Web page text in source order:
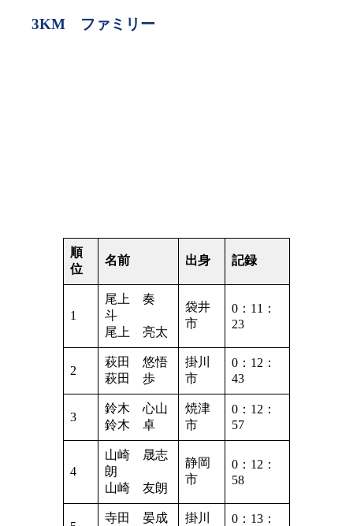
3KM ファミリー
順
位
名前 出身 記録
1
尾上 奏
斗
尾上 亮太
袋井
市
0：11：
23
2
萩田 悠悟
萩田 歩
掛川
市
0：12：
43
3
鈴木 心山
鈴木 卓
焼津
市
0：12：
57
4
山崎 晟志
朗
山崎 友朗
静岡
市
0：12：
58
寺田 晏成 掛川 0：13：